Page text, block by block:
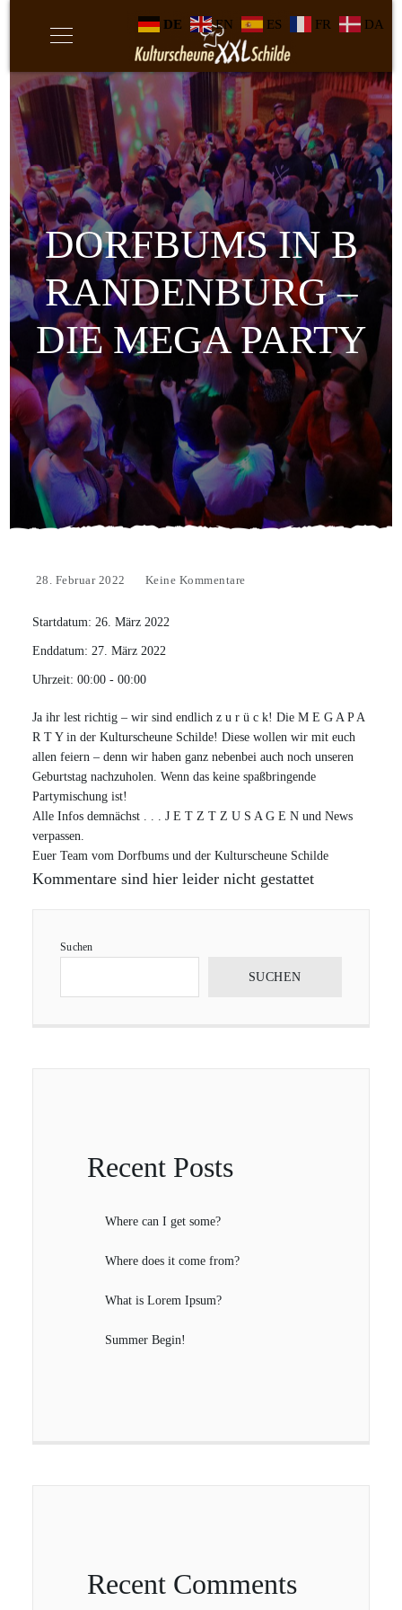
DORFBUMS IN B
RANDENBURG –
DIE MEGA PARTY
28. Februar 2022 Keine Kommentare
Startdatum:26. März 2022
Enddatum:27. März 2022
Uhrzeit:00:00 - 00:00
Ja ihr lest richtig – wir sind endlich z u r ü c k! Die M E G A P A
R T Y in der Kulturscheune Schilde! Diese wollen wir mit euch
allen feiern – denn wir haben ganz nebenbei auch noch unseren
Geburtstag nachzuholen. Wenn das keine spaßbringende
Partymischung ist!
Alle Infos demnächst . . . J E T Z T Z U S A G E N und News
verpassen.
Euer Team vom Dorfbums und der Kulturscheune Schilde
Kommentare sind hier leider nicht gestattet
Suchen
SUCHEN
Recent Posts
Where can I get some?
Where does it come from?
What is Lorem Ipsum?
Summer Begin!
Recent Comments
DE EN ES FR DA